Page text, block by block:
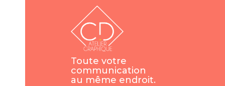
Toute votre
communication
au même endroit.